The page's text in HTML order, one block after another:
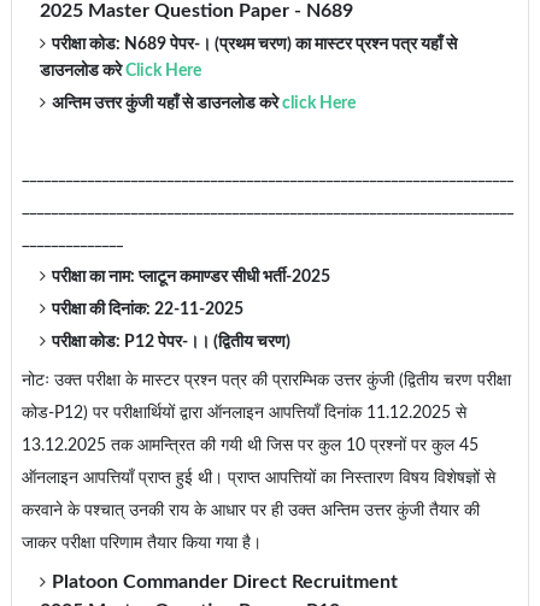
2025 Master Question Paper - N689
परीक्षा कोड: N689 पेपर-। (प्रथम चरण) कामास्टर प्रश्न पत्र यहाँ से
डाउनलोड करेClick Here
अन्तिम उत्तर कुंजी यहाँ से डाउनलोड करेclick Here
परीक्षा का नाम: प्लाटून कमाण्डर सीधी भर्ती-2025
परीक्षा की दिनांक: 22-11-2025
परीक्षा कोड: P12 पेपर-।। (द्वितीय चरण)
नोटः उक्त परीक्षा के मास्टर प्रश्न पत्र की प्रारम्भिक उत्तर कुंजी (द्वितीय चरण परीक्षा
कोड-P12) पर परीक्षार्थियों द्वारा ऑनलाइन आपत्तियाँ दिनांक 11.12.2025 से
13.12.2025 तक आमन्त्रित की गयी थी जिस पर कुल 10 प्रश्नों पर कुल 45
ऑनलाइन आपत्तियाँ प्राप्त हुई थी। प्राप्त आपत्तियों का निस्तारण विषय विशेषज्ञों से
करवाने के पश्चात् उनकी राय के आधार पर ही उक्त अन्तिम उत्तर कुंजी तैयार की
जाकर परीक्षा परिणाम तैयार किया गया है।
Platoon Commander Direct Recruitment